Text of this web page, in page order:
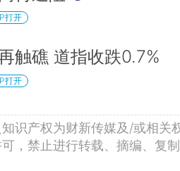
打开
触礁 道指收跌0.7%
打开
识产权为财新传媒及/或相关
，禁止进行转载、摘编、复